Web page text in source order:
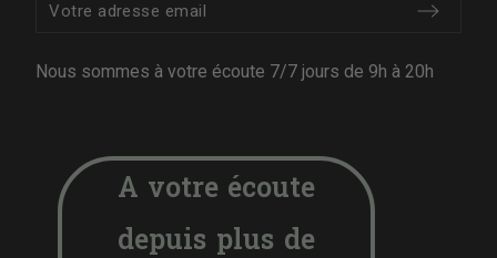
Nous sommes à votre écoute 7/7 jours de 9h à 20h
A votre écoute
depuis plus de